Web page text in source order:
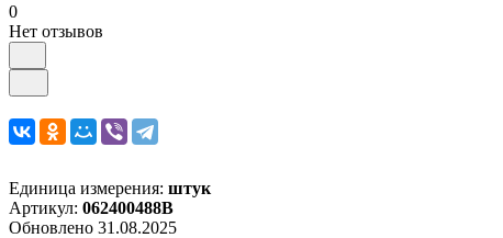
0
Нет отзывов
Единица измерения: штук
Артикул: 062400488B
Обновлено 31.08.2025